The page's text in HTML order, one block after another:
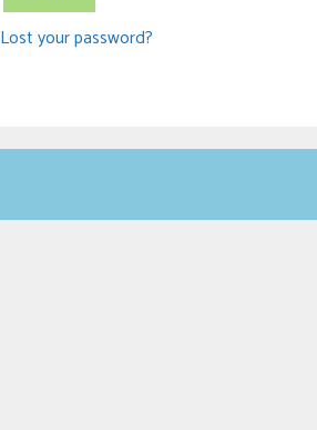
Lost your password?